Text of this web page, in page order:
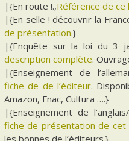
|{En route !.,Référence de ce
|{En selle ! découvrir la
de présentation.}
|{Enquête sur la loi du 3
description complète.
|{Enseignement de
fiche de de l’éditeur.
Amazon, Fnac, Cultura ….}
|{Enseignement de
fiche de présentation de cet